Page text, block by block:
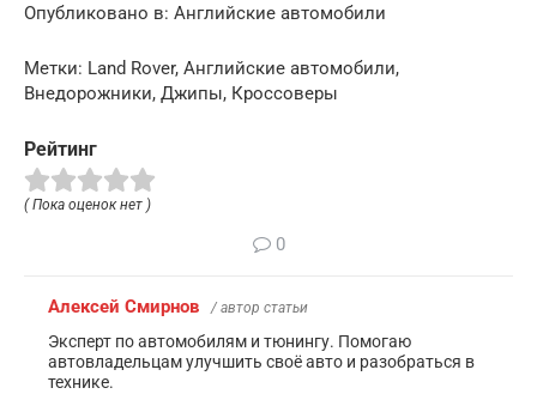
Опубликовано в: Английские автомобили
Метки: Land Rover, Английские автомобили,
Внедорожники, Джипы, Кроссоверы
Рейтинг
( Пока оценок нет )
0
Алексей Смирнов / автор статьи
Эксперт по автомобилям и тюнингу. Помогаю
автовладельцам улучшить своё авто и разобраться в
технике.